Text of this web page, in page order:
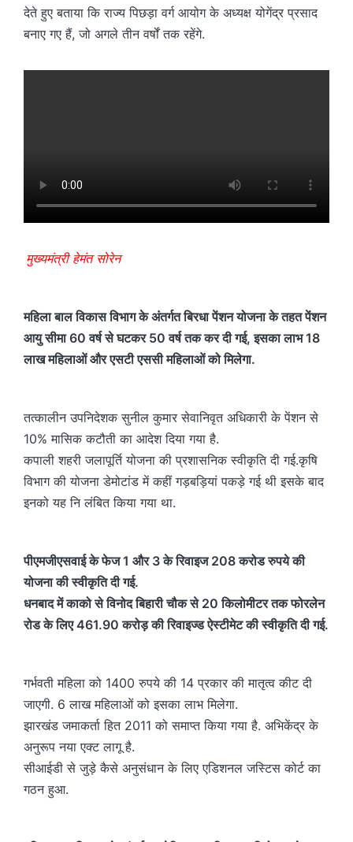
देते हुए बताया कि राज्य पिछड़ा वर्ग आयोग के अध्यक्ष योगेंद्र प्रसाद
बनाए गए हैं, जो अगले तीन वर्षों तक रहेंगे.
मुख्यमंत्री हेमंत सोरेन
महिला बाल विकास विभाग के अंतर्गत बिरधा पेंशन योजना के तहत पेंशन
आयु सीमा 60 वर्ष से घटकर 50 वर्ष तक कर दी गई, इसका लाभ 18
लाख महिलाओं और एसटी एससी महिलाओं को मिलेगा.
तत्कालीन उपनिदेशक सुनील कुमार सेवानिवृत अधिकारी के पेंशन से
10% मासिक कटौती का आदेश दिया गया है.
कपाली शहरी जलापूर्ति योजना की प्रशासनिक स्वीकृति दी गई.कृषि
विभाग की योजना डेमोटांड में कहीं गड़बड़ियां पकड़े गई थी इसके बाद
इनको यह नि लंबित किया गया था.
पीएमजीएसवाई के फेज 1 और 3 के रिवाइज 208 करोड रुपये की
योजना की स्वीकृति दी गई.
धनबाद में काको से विनोद बिहारी चौक से 20 किलोमीटर तक फोरलेन
रोड के लिए 461.90 करोड़ की रिवाइज्ड ऐस्टीमेट की स्वीकृति दी गई.
गर्भवती महिला को 1400 रुपये की 14 प्रकार की मातृत्व कीट दी
जाएगी. 6 लाख महिलाओं को इसका लाभ मिलेगा.
झारखंड जमाकर्ता हित 2011 को समाप्त किया गया है. अभिकेंद्र के
अनुरूप नया एक्ट लागू है.
सीआईडी से जुड़े कैसे अनुसंधान के लिए एडिशनल जस्टिस कोर्ट का
गठन हुआ.